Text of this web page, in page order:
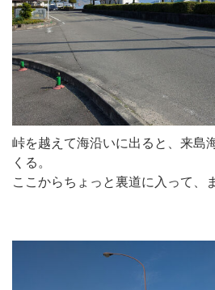
峠を越えて海沿いに出ると、来島
くる。
ここからちょっと裏道に入って、